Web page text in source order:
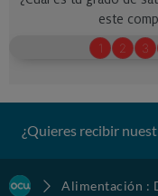
¿Quieres recibir
Alimentación :